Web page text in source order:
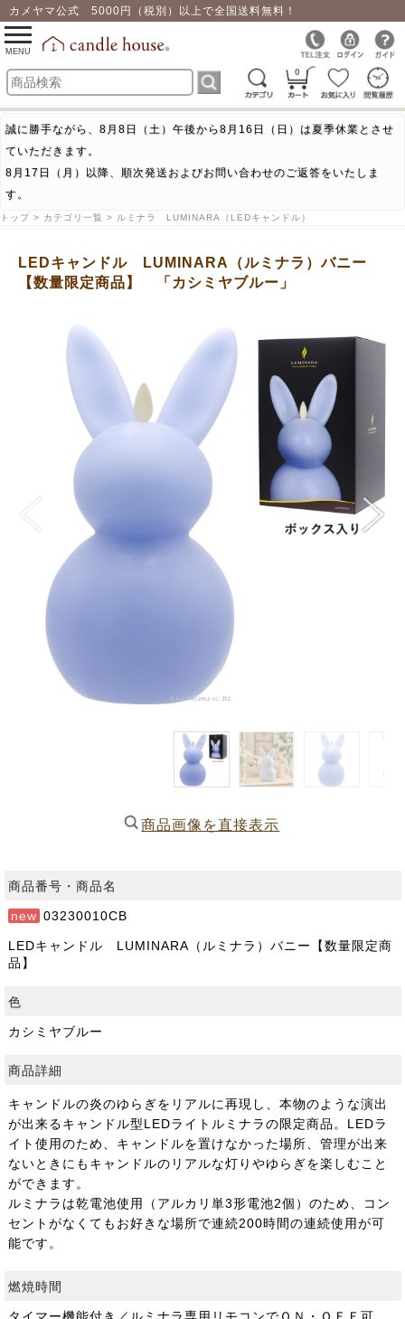
カメヤマ公式 5000円（税別）以上で全国送料無料！
0
toggle
navigation
MENU
誠に勝手ながら、8月8日（土）午後から8月16日（日）は夏季休業とさせ
ていただきます。
8月17日（月）以降、順次発送およびお問い合わせのご返答をいたしま
す。
トップ > カテゴリ一覧 > ルミナラ LUMINARA（LEDキャンドル）
LEDキャンドル LUMINARA（ルミナラ）バニー
【数量限定商品】 「カシミヤブルー」
商品画像を直接表示
商品番号・商品名
new 03230010CB
LEDキャンドル LUMINARA（ルミナラ）バニー【数量限定商
品】
色
カシミヤブルー
商品詳細
キャンドルの炎のゆらぎをリアルに再現し、本物のような演出
が出来るキャンドル型LEDライトルミナラの限定商品。LEDラ
イト使用のため、キャンドルを置けなかった場所、管理が出来
ないときにもキャンドルのリアルな灯りやゆらぎを楽しむこと
ができます。
ルミナラは乾電池使用（アルカリ単3形電池2個）のため、コン
セントがなくてもお好きな場所で連続200時間の連続使用が可
能です。
燃焼時間